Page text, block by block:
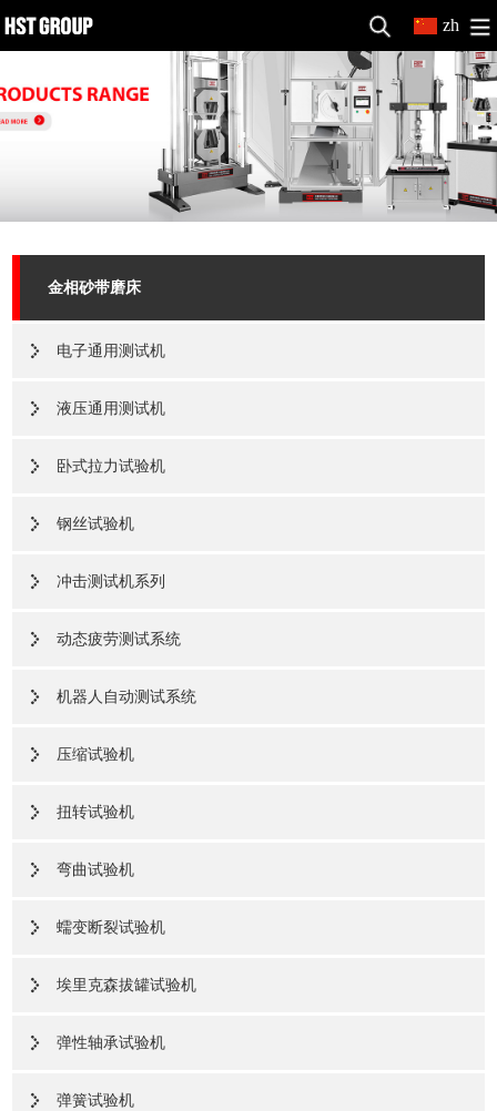
zh
金相砂带磨床
电子通用测试机
液压通用测试机
卧式拉力试验机
钢丝试验机
冲击测试机系列
动态疲劳测试系统
机器人自动测试系统
压缩试验机
扭转试验机
弯曲试验机
蠕变断裂试验机
埃里克森拔罐试验机
弹性轴承试验机
弹簧试验机